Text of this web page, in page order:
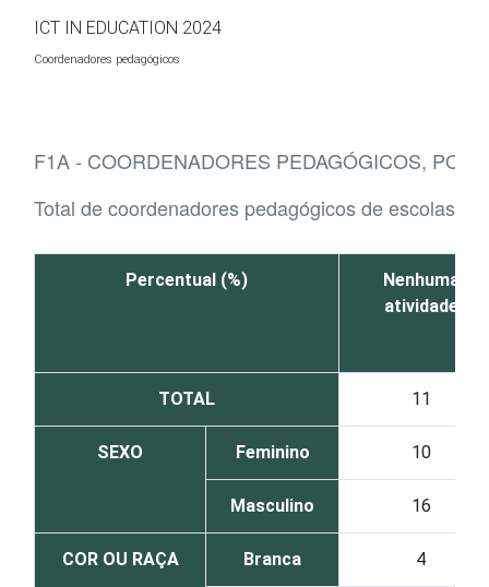
ICT IN EDUCATION 2024
Coordenadores pedagógicos
F1A - COORDENADORES PEDAGÓGICOS,
Total de coordenadores pedagógicos de escolas
Percentual (%)
Nenhuma
atividade
TOTAL 11
SEXO Feminino 10
Masculino 16
COR OU RAÇA Branca 4